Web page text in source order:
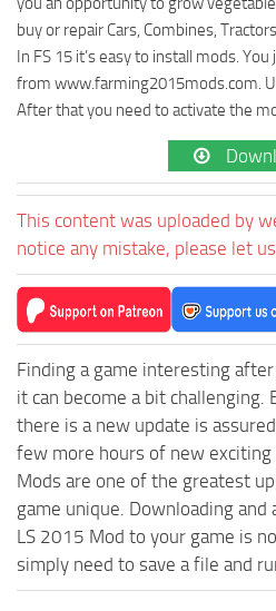
buy or repair Cars, Combines,
In FS 15 it’s easy to install mods.
from www.farming2015mods.com.
After that you need to activate the
This content was uploaded by
notice any mistake, please let
Finding a game interesting
it can become a bit challenging.
there is a new update is
few more hours of new exciting
Mods are one of the greatest
game unique. Downloading and
LS 2015 Mod to your game is
simply need to save a file and